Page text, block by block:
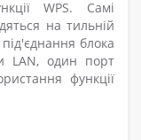
WPS. Самі
на тильній
блока
LAN, один порт
функції